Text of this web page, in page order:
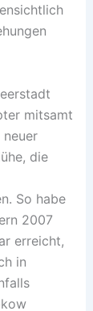
mitsamt
die
So habe
2007
erreicht,
in